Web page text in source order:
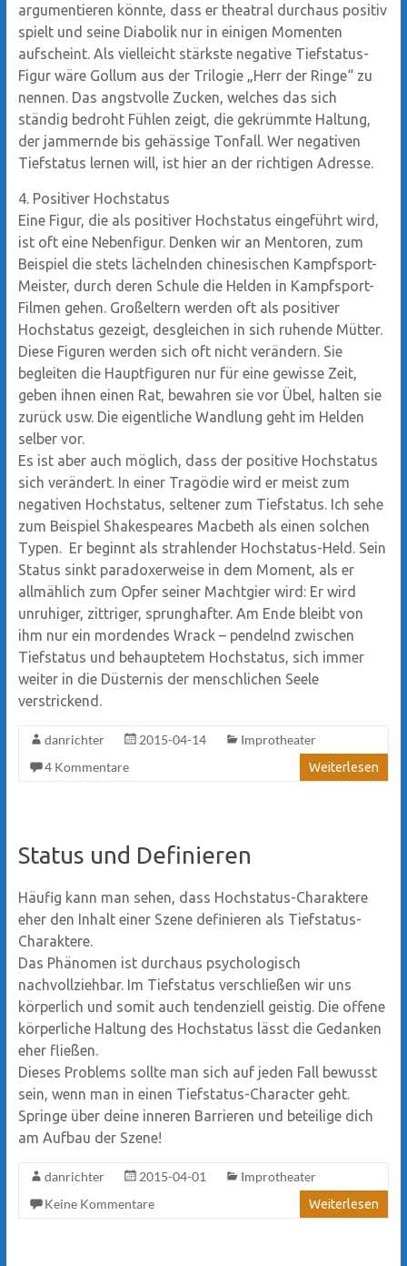
argumentieren könnte, dass er theatral durchaus positiv
spielt und seine Diabolik nur in einigen Momenten
aufscheint. Als vielleicht stärkste negative Tiefstatus-
Figur wäre Gollum aus der Trilogie „Herr der Ringe“ zu
nennen. Das angstvolle Zucken, welches das sich
ständig bedroht Fühlen zeigt, die gekrümmte Haltung,
der jammernde bis gehässige Tonfall. Wer negativen
Tiefstatus lernen will, ist hier an der richtigen Adresse.
4. Positiver Hochstatus
Eine Figur, die als positiver Hochstatus eingeführt wird,
ist oft eine Nebenfigur. Denken wir an Mentoren, zum
Beispiel die stets lächelnden chinesischen Kampfsport-
Meister, durch deren Schule die Helden in Kampfsport-
Filmen gehen. Großeltern werden oft als positiver
Hochstatus gezeigt, desgleichen in sich ruhende Mütter.
Diese Figuren werden sich oft nicht verändern. Sie
begleiten die Hauptfiguren nur für eine gewisse Zeit,
geben ihnen einen Rat, bewahren sie vor Übel, halten sie
zurück usw. Die eigentliche Wandlung geht im Helden
selber vor.
Es ist aber auch möglich, dass der positive Hochstatus
sich verändert. In einer Tragödie wird er meist zum
negativen Hochstatus, seltener zum Tiefstatus. Ich sehe
zum Beispiel Shakespeares Macbeth als einen solchen
Typen. Er beginnt als strahlender Hochstatus-Held. Sein
Status sinkt paradoxerweise in dem Moment, als er
allmählich zum Opfer seiner Machtgier wird: Er wird
unruhiger, zittriger, sprunghafter. Am Ende bleibt von
ihm nur ein mordendes Wrack – pendelnd zwischen
Tiefstatus und behauptetem Hochstatus, sich immer
weiter in die Düsternis der menschlichen Seele
verstrickend.
danrichter 2015-04-14
Improtheater
4 Kommentare
Weiterlesen
Status und Definieren
Häufig kann man sehen, dass Hochstatus-Charaktere
eher den Inhalt einer Szene definieren als Tiefstatus-
Charaktere.
Das Phänomen ist durchaus psychologisch
nachvollziehbar. Im Tiefstatus verschließen wir uns
körperlich und somit auch tendenziell geistig. Die offene
körperliche Haltung des Hochstatus lässt die Gedanken
eher fließen.
Dieses Problems sollte man sich auf jeden Fall bewusst
sein, wenn man in einen Tiefstatus-Character geht.
Springe über deine inneren Barrieren und beteilige dich
am Aufbau der Szene!
danrichter 2015-04-01
Improtheater
Keine Kommentare
Weiterlesen